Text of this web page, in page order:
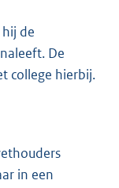
de
De
college hierbij.
in een